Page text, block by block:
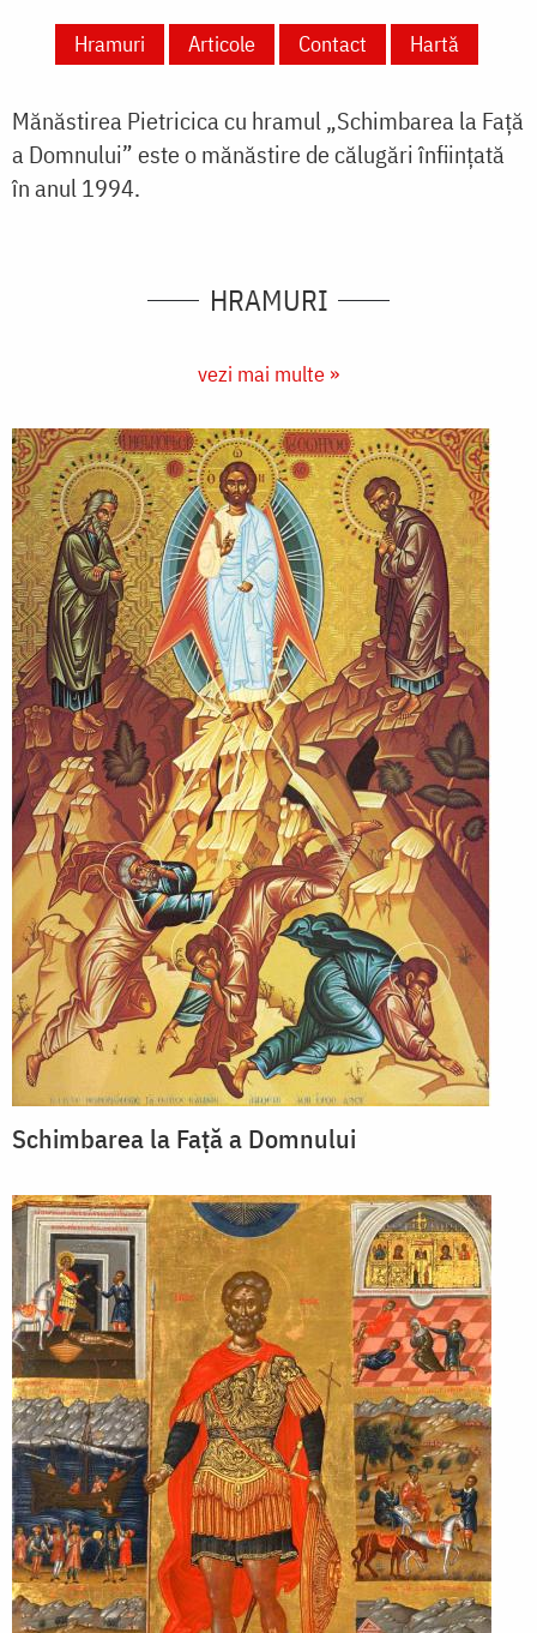
Hramuri Articole Contact Hartă
Mănăstirea Pietricica cu hramul „Schimbarea la Faţă
a Domnului” este o mănăstire de călugări înfiinţată
în anul 1994.
HRAMURI
vezi mai multe »
Schimbarea la Față a Domnului